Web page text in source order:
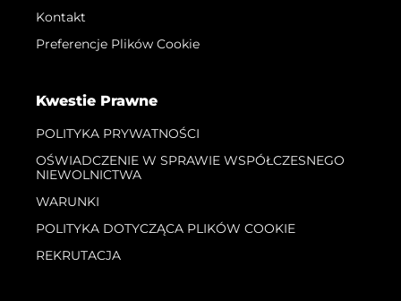
Kontakt
Preferencje Plików Cookie
Kwestie Prawne
POLITYKA PRYWATNOŚCI
OŚWIADCZENIE W SPRAWIE WSPÓŁCZESNEGO
NIEWOLNICTWA
WARUNKI
POLITYKA DOTYCZĄCA PLIKÓW COOKIE
REKRUTACJA